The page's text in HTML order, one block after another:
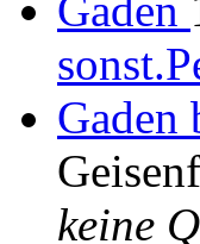
Gaden
keine